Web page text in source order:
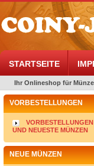
STARTSEITE
Ihr Onlineshop für
VORBESTELLUNGEN
VORBESTELLUNGEN
UND NEUESTE MÜNZEN
NEUE MÜNZEN